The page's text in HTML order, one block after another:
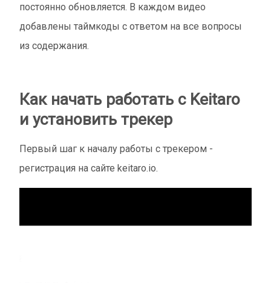
постоянно обновляется. В каждом видео
добавлены таймкоды с ответом на все вопросы
из содержания.
Как начать работать с Keitaro
и установить трекер
Первый шаг к началу работы с трекером -
регистрация на сайте keitaro.io.